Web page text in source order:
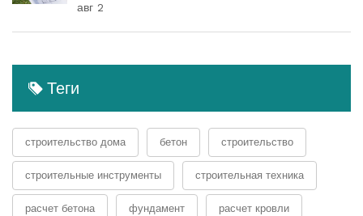
авг 2
Теги
строительство дома бетон строительство
строительные инструменты строительная техника
расчет бетона фундамент расчет кровли